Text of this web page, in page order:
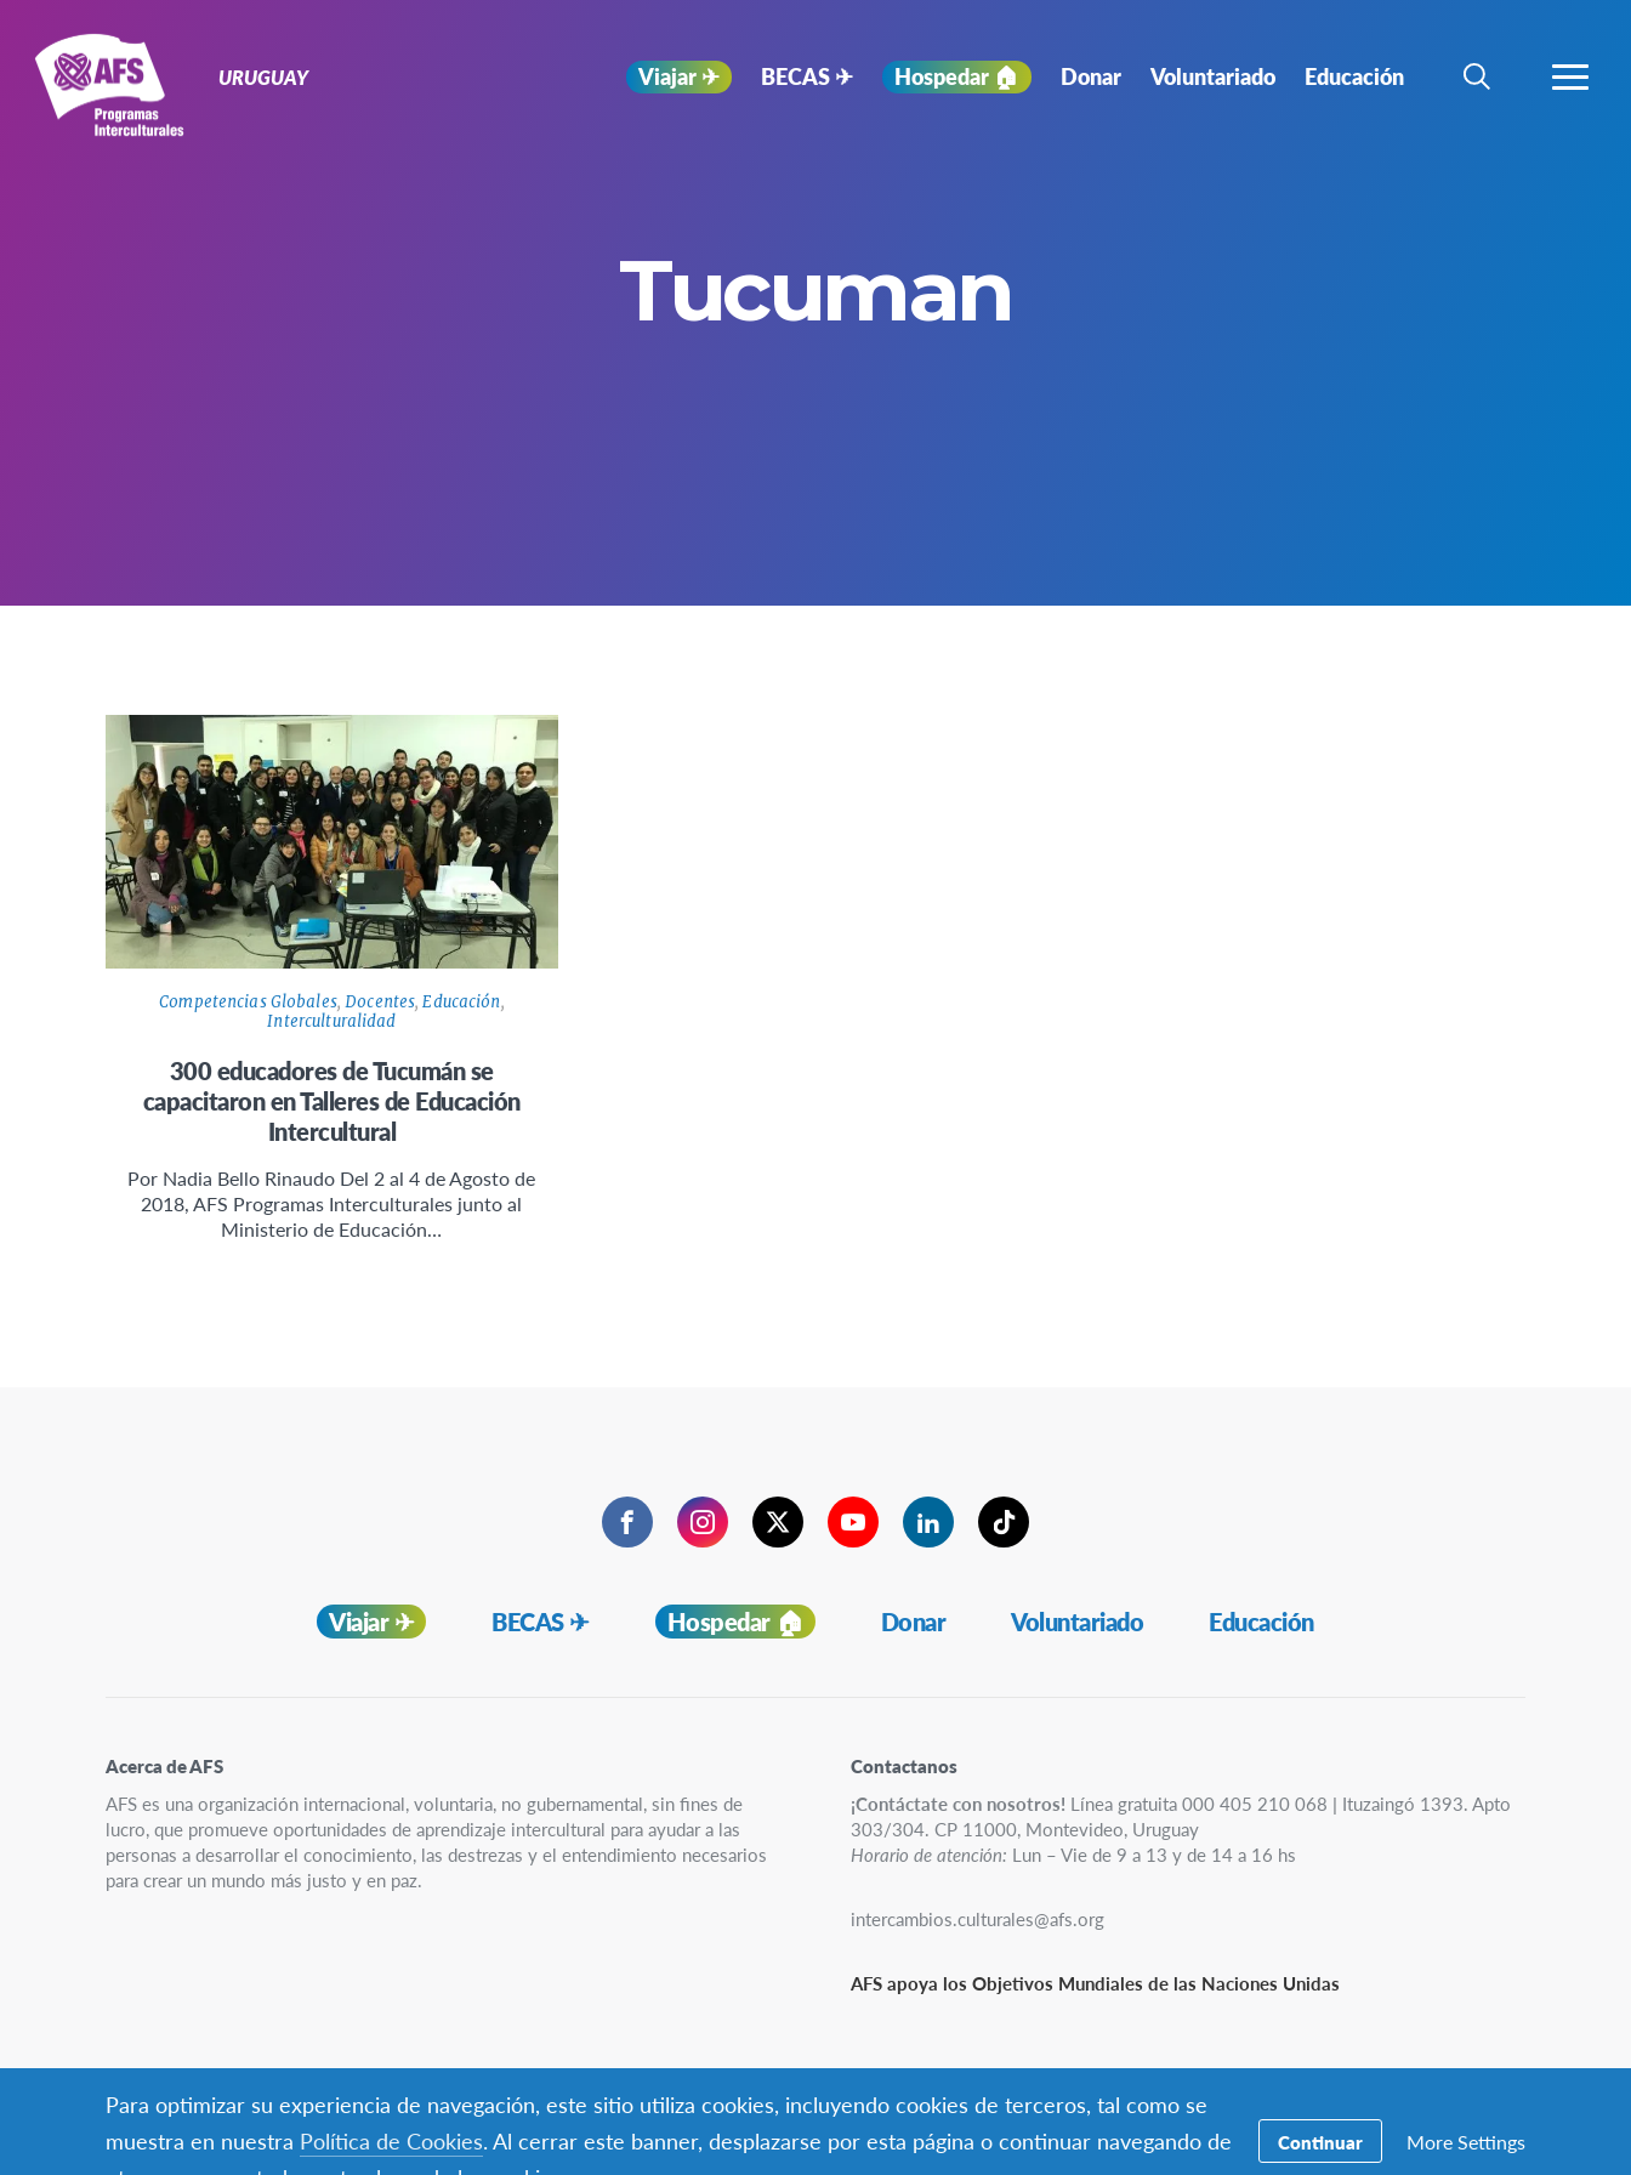
URUGUAY Viajar ✈︎ BECAS ✈︎ Hospedar 🏠 Donar Voluntariado Educación
BÚSQUEDA
MÁS
Tucuman
Competencias Globales,Docentes,Educación,
Interculturalidad
300 educadores de Tucumán se
capacitaron en Talleres de Educación
Intercultural
Por Nadia Bello Rinaudo Del 2 al 4 de Agosto de
2018, AFS Programas Interculturales junto al
Ministerio de Educación…
FacebookInstagramTwitterYouTubeLinkedInTikTok
Viajar ✈︎ BECAS ✈︎ Hospedar 🏠 Donar Voluntariado Educación
Contactanos
¡Contáctate con nosotros! Línea gratuita 000 405 210 068 | Ituzaingó 1393. Apto
303/304. CP 11000, Montevideo, Uruguay
Horario de atención: Lun – Vie de 9 a 13 y de 14 a 16 hs
intercambios.culturales@afs.org
AFS apoya los Objetivos Mundiales de las Naciones Unidas
Acerca de AFS
AFS es una organización internacional, voluntaria, no gubernamental, sin fines de
lucro, que promueve oportunidades de aprendizaje intercultural para ayudar a las
personas a desarrollar el conocimiento, las destrezas y el entendimiento necesarios
para crear un mundo más justo y en paz.
Para optimizar su experiencia de navegación, este sitio utiliza cookies, incluyendo cookies de terceros, tal como se
muestra en nuestra Política de Cookies. Al cerrar este banner, desplazarse por esta página o continuar navegando de
Continuar More Settings